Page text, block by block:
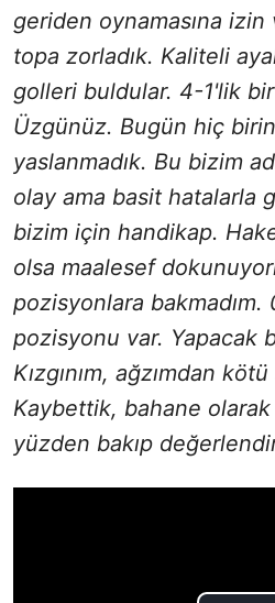
geriden oynamasına
topa zorladık. Kaliteli
golleri buldular. 4-1'lik
Üzgünüz. Bugün hiç
yaslanmadık. Bu bizim
olay ama basit hatalarla
bizim için handikap.
olsa maalesef
pozisyonlara bakmadım.
pozisyonu var. Yapacak
Kızgınım, ağzımdan
Kaybettik, bahane
yüzden bakıp